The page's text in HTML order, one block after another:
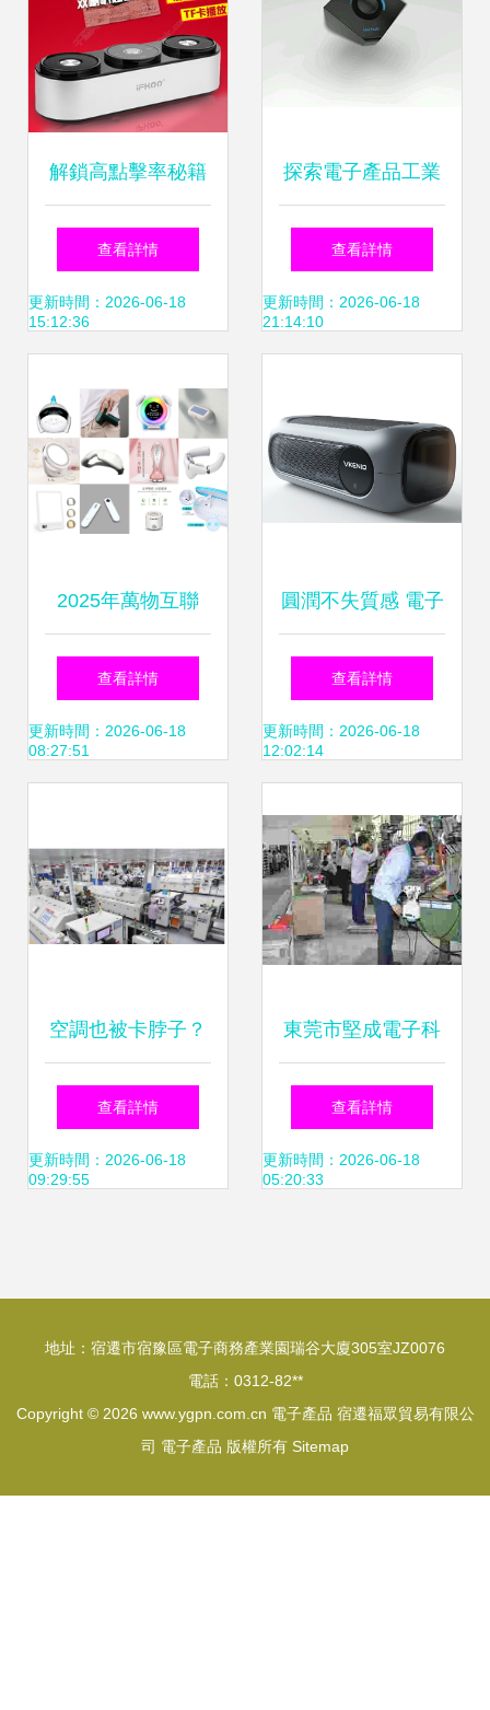
解鎖高點擊率秘籍
淘寶3C數碼主圖設
計實操指南
查看詳情
更新時間：2026-06-18
15:12:36
探索電子產品工業
美學 ZCOOL平臺
優秀產品設計案例
查看詳情
更新時間：2026-06-18
21:14:10
2025年萬物互聯
從電子學生證到工
業無人機，智能系
產
查看詳情
更新時間：2026-06-18
08:27:51
圓潤不失質感 電子
產品外觀設計的全
新美學主張
查看詳情
更新時間：2026-06-18
12:02:14
空調也被卡脖子？
日本撤走空調壓縮
機生產線，國產替
查看詳情
更新時間：2026-06-18
09:29:55
東莞市堅成電子科
技 全方位電子制造
解決方案供應商
查看詳情
更新時間：2026-06-18
05:20:33
地址：宿遷市宿豫區電子商務產業園瑞谷大廈305室JZ0076
電話：0312-82**
Copyright © 2026 www.ygpn.com.cn 電子產品 宿遷福眾貿易有限公
司 電子產品 版權所有 Sitemap